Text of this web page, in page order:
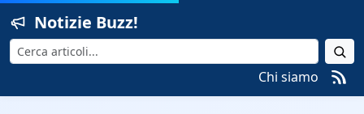
Notizie Buzz!
Cerca
Chi siamo